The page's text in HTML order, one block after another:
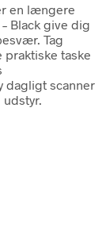
en længere
Black give dig
Tag
praktiske taske
dagligt scanner